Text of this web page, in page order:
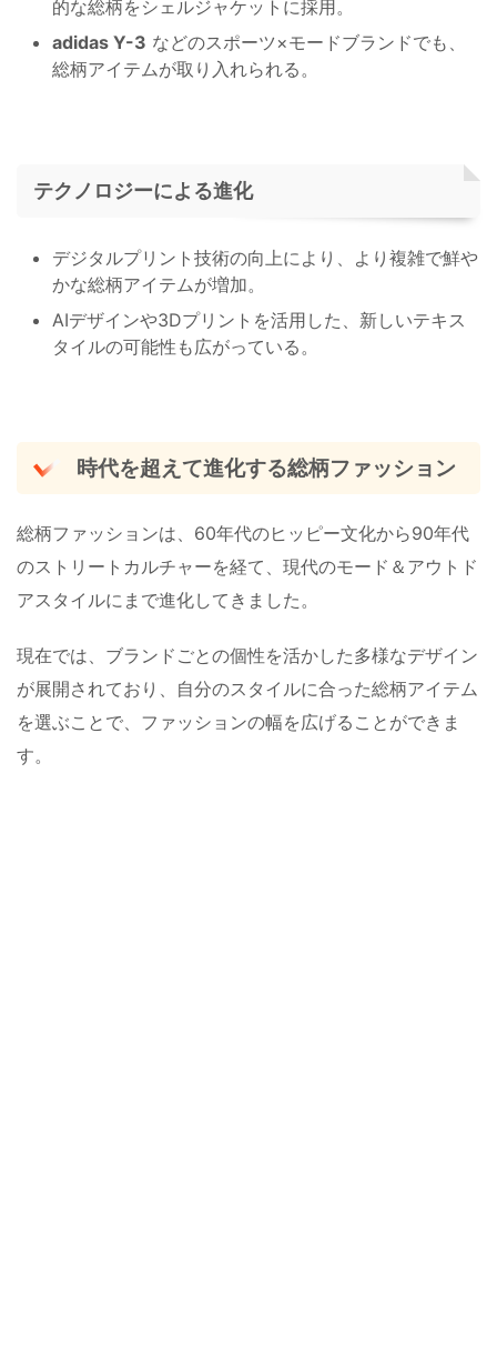
的な総柄をシェルジャケットに採用。
adidas Y-3 などのスポーツ×モードブランドでも、
総柄アイテムが取り入れられる。
テクノロジーによる進化
デジタルプリント技術の向上により、より複雑で鮮や
かな総柄アイテムが増加。
AIデザインや3Dプリントを活用した、新しいテキス
タイルの可能性も広がっている。
時代を超えて進化する総柄ファッション
総柄ファッションは、60年代のヒッピー文化から90年代
のストリートカルチャーを経て、現代のモード＆アウトド
アスタイルにまで進化してきました。
現在では、ブランドごとの個性を活かした多様なデザイン
が展開されており、自分のスタイルに合った総柄アイテム
を選ぶことで、ファッションの幅を広げることができま
す。